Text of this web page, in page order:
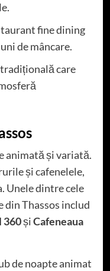
fine dining
de mâncare.
care
animată și variată.
și cafenelele,
Unele dintre cele
din Thassos includ
360șiCafeneaua
de noapte animat